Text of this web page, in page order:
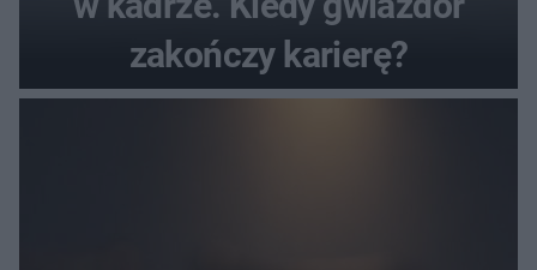
zakończy karierę?